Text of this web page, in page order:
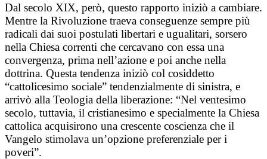
Dal secolo XIX, però, questo rapporto iniziò a cambiare.
Mentre la Rivoluzione traeva conseguenze sempre più
radicali dai suoi postulati libertari e ugualitari, sorsero
nella Chiesa correnti che cercavano con essa una
convergenza, prima nell’azione e poi anche nella
dottrina. Questa tendenza iniziò col cosiddetto
“cattolicesimo sociale” tendenzialmente di sinistra, e
arrivò alla Teologia della liberazione: “Nel ventesimo
secolo, tuttavia, il cristianesimo e specialmente la Chiesa
cattolica acquisirono una crescente coscienza che il
Vangelo stimolava un’opzione preferenziale per i
poveri”.